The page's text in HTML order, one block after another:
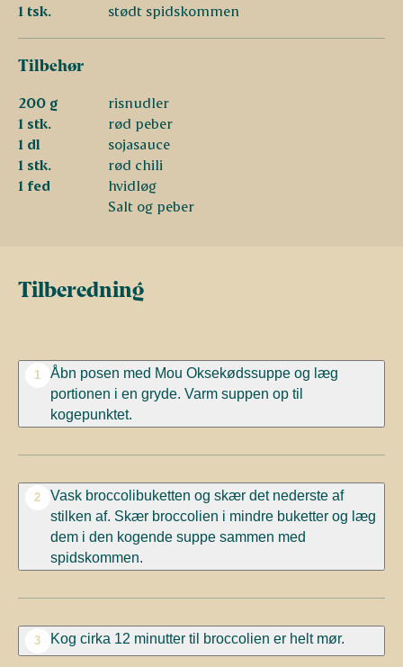
1 tsk.
stødt spidskommen
Tilbehør
200 g
risnudler
1 stk.
rød peber
1 dl
sojasauce
1 stk.
rød chili
1 fed
hvidløg
Salt og peber
Tilberedning
1
Åbn posen med Mou Oksekødssuppe og læg
portionen i en gryde. Varm suppen op til
kogepunktet.
2
Vask broccolibuketten og skær det nederste af
stilken af. Skær broccolien i mindre buketter og læg
dem i den kogende suppe sammen med
spidskommen.
3 Kog cirka 12 minutter til broccolien er helt mør.